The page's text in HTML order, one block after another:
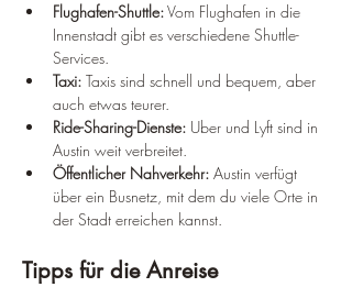
Flughafen-Shuttle: Vom Flughafen in die
Innenstadt gibt es verschiedene Shuttle-
Services.
Taxi: Taxis sind schnell und bequem, aber
auch etwas teurer.
Ride-Sharing-Dienste: Uber und Lyft sind in
Austin weit verbreitet.
Öffentlicher Nahverkehr: Austin verfügt
über ein Busnetz, mit dem du viele Orte in
der Stadt erreichen kannst.
Tipps für die Anreise